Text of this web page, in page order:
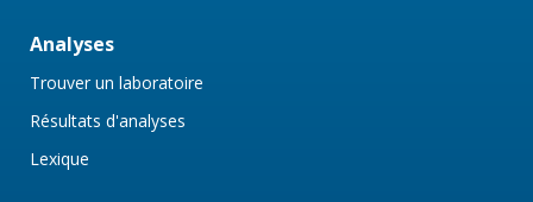
Analyses
Trouver un laboratoire
Résultats d'analyses
Lexique